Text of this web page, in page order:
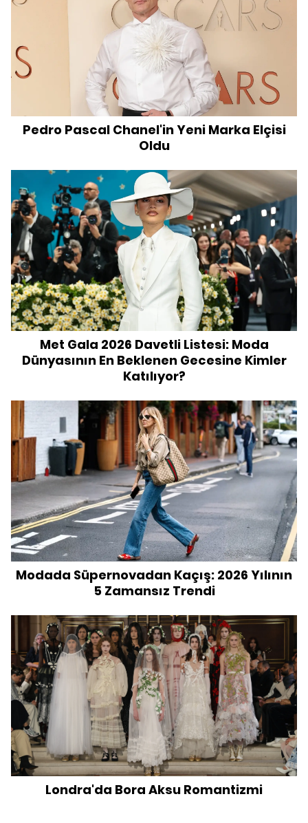
Pedro Pascal Chanel'in Yeni Marka Elçisi
Oldu
Met Gala 2026 Davetli Listesi: Moda
Dünyasının En Beklenen Gecesine Kimler
Katılıyor?
Modada Süpernovadan Kaçış: 2026 Yılının
5 Zamansız Trendi
Londra'da Bora Aksu Romantizmi